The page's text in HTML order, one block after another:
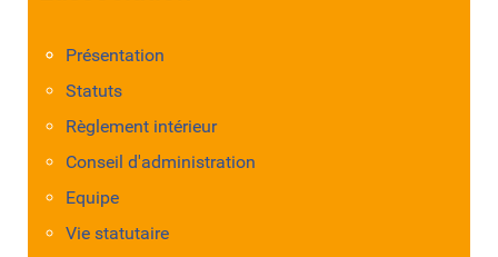
Présentation
Statuts
Règlement intérieur
Conseil d'administration
Equipe
Vie statutaire